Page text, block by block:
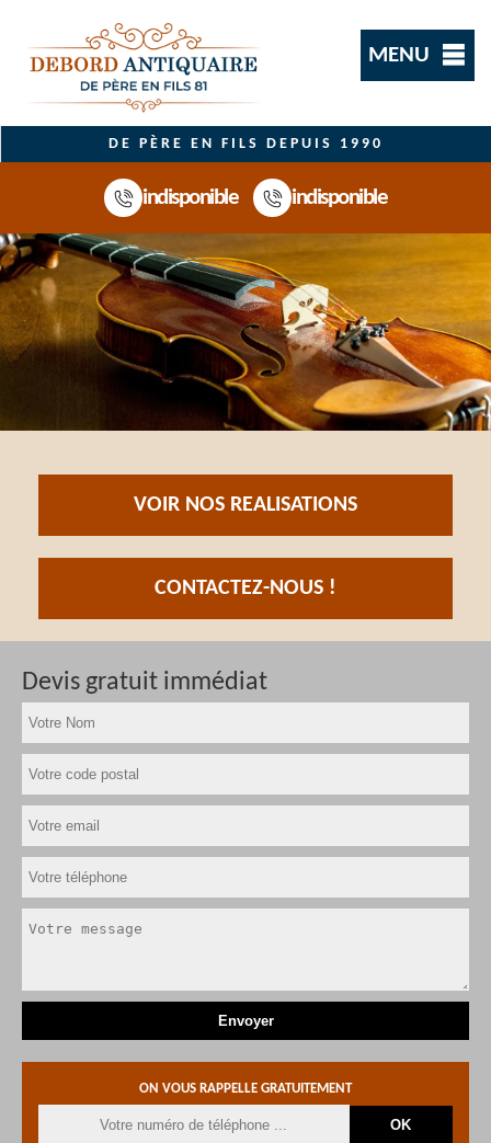
MENU
DE PÈRE EN FILS DEPUIS 1990
indisponible indisponible
VOIR NOS REALISATIONS
CONTACTEZ-NOUS !
Devis gratuit immédiat
ON VOUS RAPPELLE GRATUITEMENT